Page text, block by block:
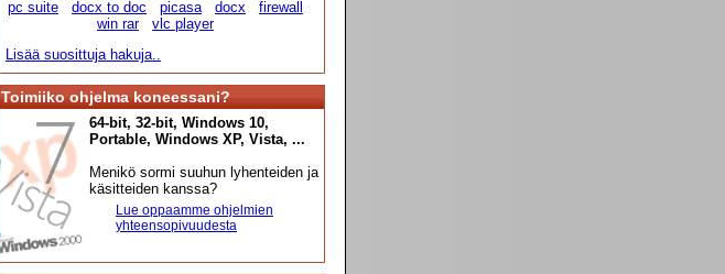
pc suite
docx to doc picasa docx
firewall
win rar
vlc player
Lisää suosittuja hakuja..
Toimiiko ohjelma koneessani?
64-bit, 32-bit, Windows 10,
Portable, Windows XP, Vista, ...
Menikö sormi suuhun lyhenteiden ja
käsitteiden kanssa?
Lue oppaamme ohjelmien
yhteensopivuudesta